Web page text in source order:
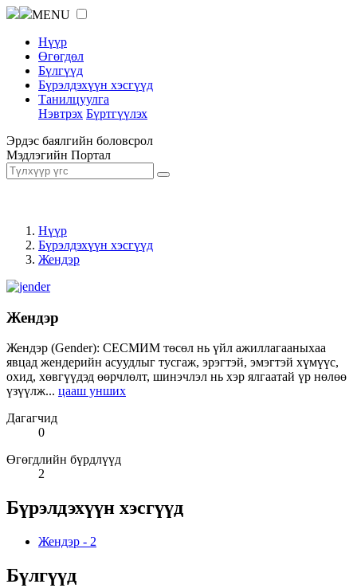
MENU
Нүүр
Өгөгдөл
Бүлгүүд
Бүрэлдэхүүн хэсгүүд
Танилцуулга
Нэвтрэх Бүртгүүлэх
Эрдэс баялгийн боловсрол
Мэдлэгийн Портал
Нүүр
Бүрэлдэхүүн хэсгүүд
Жендэр
Жендэр
Жендэр (Gender): СЕСМИМ төсөл нь үйл ажиллагааныхаа
явцад жендерийн асуудлыг тусгаж, эрэгтэй, эмэгтэй хүмүүс,
охид, хөвгүүдэд өөрчлөлт, шинэчлэл нь хэр ялгаатай үр нөлөө
үзүүлж... цааш унших
Дагагчид
0
Өгөгдлийн бүрдлүүд
2
Бүрэлдэхүүн хэсгүүд
Жендэр - 2
Бүлгүүд